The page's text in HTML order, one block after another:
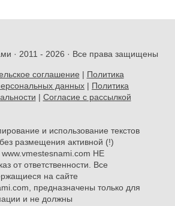
· 2011 - 2026 · Все права защищены
соглашение | Политика
данных | Политика
| Согласие с рассылкой
и использование текстов
размещения активной (!)
www.vmestesnami.com НЕ
от ответственности. Все
на сайте
предназначены только для
и не должны